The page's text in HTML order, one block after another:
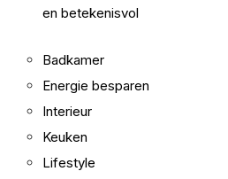
en betekenisvol
Badkamer
Energie besparen
Interieur
Keuken
Lifestyle